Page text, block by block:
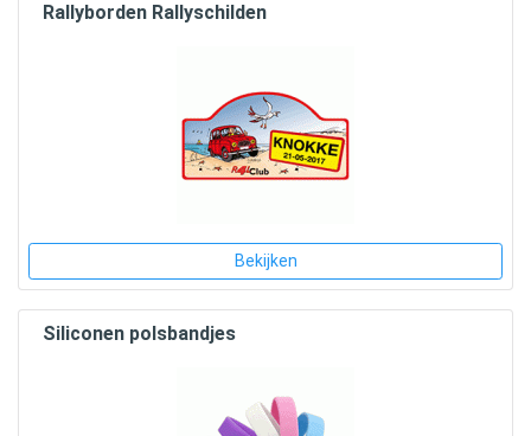
Rallyborden Rallyschilden
Bekijken
Siliconen polsbandjes